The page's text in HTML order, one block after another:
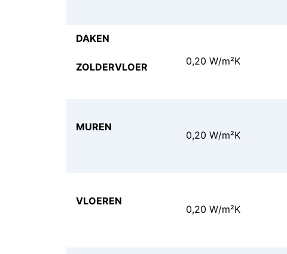
DAKEN
ZOLDERVLOER 0,20 W/m²K
MUREN
0,20 W/m²K
VLOEREN
0,20 W/m²K